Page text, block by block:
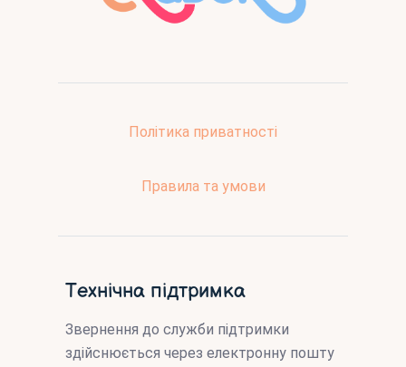
Політика приватності
Правила та умови
Технічна підтримка
Звернення до служби підтримки
здійснюється через електронну пошту